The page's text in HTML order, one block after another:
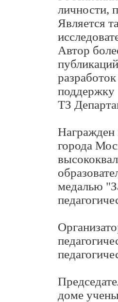
личности,
Является
Автор
ТЗ
Награжден
города
медалью
доме